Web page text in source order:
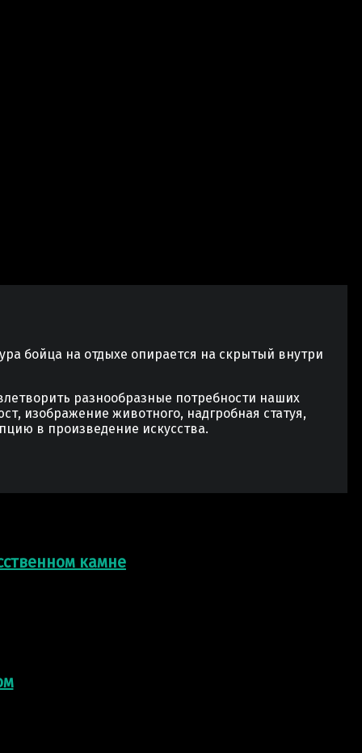
бойца на отдыхе опирается на скрытый внутри
разнообразные потребности наших
изображение животного, надгробная статуя,
в произведение искусства.
камне